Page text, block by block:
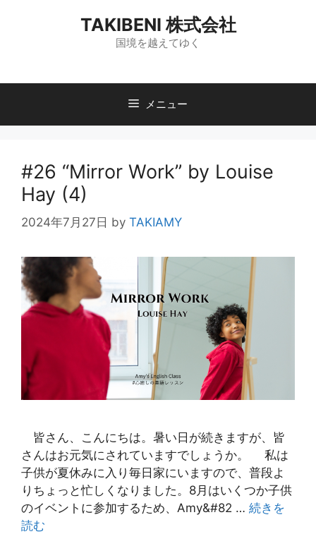
TAKIBENI 株式会社
国境を越えてゆく
メニュー
#26 “Mirror Work” by Louise
Hay (4)
2024年7月27日 by TAKIAMY
皆さん、こんにちは。暑い日が続きますが、皆
さんはお元気にされていますでしょうか。 私は
子供が夏休みに入り毎日家にいますので、普段よ
りちょっと忙しくなりました。8月はいくつか子供
のイベントに参加するため、Amy&#82 … 続きを
読む